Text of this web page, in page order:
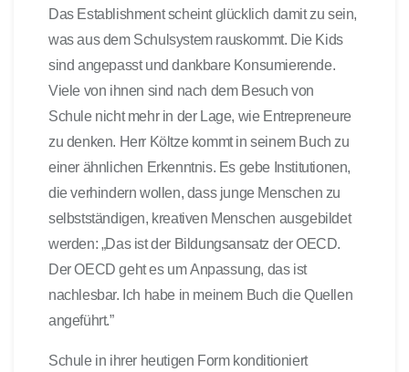
Das Establishment scheint glücklich damit zu sein,
was aus dem Schulsystem rauskommt. Die Kids
sind angepasst und dankbare Konsumierende.
Viele von ihnen sind nach dem Besuch von
Schule nicht mehr in der Lage, wie Entrepreneure
zu denken. Herr Költze kommt in seinem Buch zu
einer ähnlichen Erkenntnis. Es gebe Institutionen,
die verhindern wollen, dass junge Menschen zu
selbstständigen, kreativen Menschen ausgebildet
werden: „Das ist der Bildungsansatz der OECD.
Der OECD geht es um Anpassung, das ist
nachlesbar. Ich habe in meinem Buch die Quellen
angeführt.”
Schule in ihrer heutigen Form konditioniert